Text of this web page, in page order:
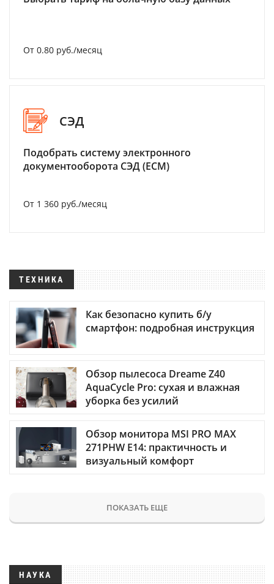
От 0.80 руб./месяц
СЭД
Подобрать систему электронного
документооборота СЭД (ECM)
От 1 360 руб./месяц
ТЕХНИКА
Как безопасно купить б/у
смартфон: подробная инструкция
Обзор пылесоса Dreame Z40
AquaCycle Pro: сухая и влажная
уборка без усилий
Обзор монитора MSI PRO MAX
271PHW E14: практичность и
визуальный комфорт
ПОКАЗАТЬ ЕЩЕ
НАУКА